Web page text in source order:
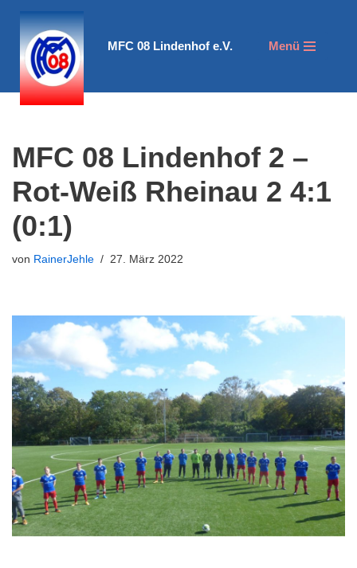
Zum
Inhalt
springen
MFC 08 Lindenhof e.V. Menü
MFC 08 Lindenhof 2 –
Rot-Weiß Rheinau 2 4:1
(0:1)
von RainerJehle 27. März 2022